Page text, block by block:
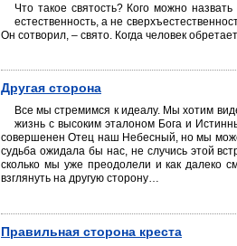
Что такое святость? Кого можно
естественность, а не
Он сотворил, – свято. Когда человек
Другая сторона
Все мы стремимся к идеалу. Мы хотим
жизнь с высоким эталоном Бога и
совершенен Отец наш Небесный, но мы
судьба ожидала бы нас, не случись этой
сколько мы уже преодолели и как далеко
взглянуть на другую сторону…
Правильная сторона креста